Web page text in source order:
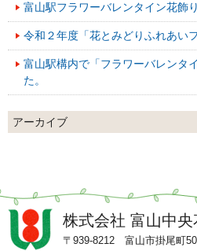
富山駅フラワーバレンタイン花飾
令和２年度「花とみどりふれあい
富山駅構内で「フラワーバレンタ
た。
アーカイブ
株式会社 富山中
〒939-8212 富山市掛尾町